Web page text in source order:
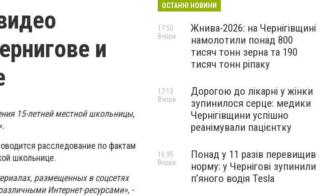
и
15-летней местной школьницы,
расследование по фактам
школьнице.
размещенных в соцсетях
Интернет-ресурсами», -
ОСТАННІ НОВИНИ
Жнива-2026: на Чернігівщині
намолотили понад 800
тисяч тонн зерна та 190
тисяч тонн ріпаку
17:50
Вчора
Дорогою до лікарні у жінки
зупинилося серце: медики
Чернігівщини успішно
реанімували пацієнтку
17:13
Вчора
Понад у 11 разів перевищив
норму: у Чернігові зупинили
пʼяного водія Tesla
16:35
Вчора